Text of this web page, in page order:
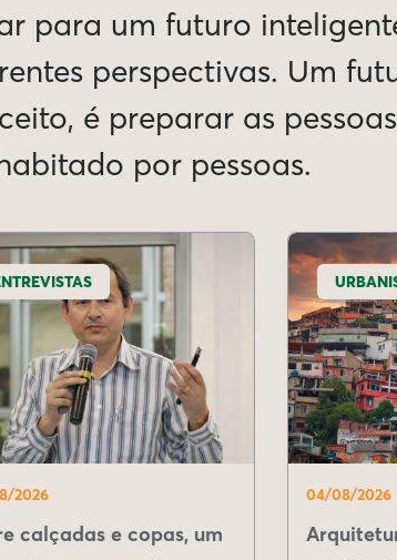
para um futuro
perspectivas. Um
é preparar as
por pessoas.
2026
calçadas e copas, um
04/08/2026